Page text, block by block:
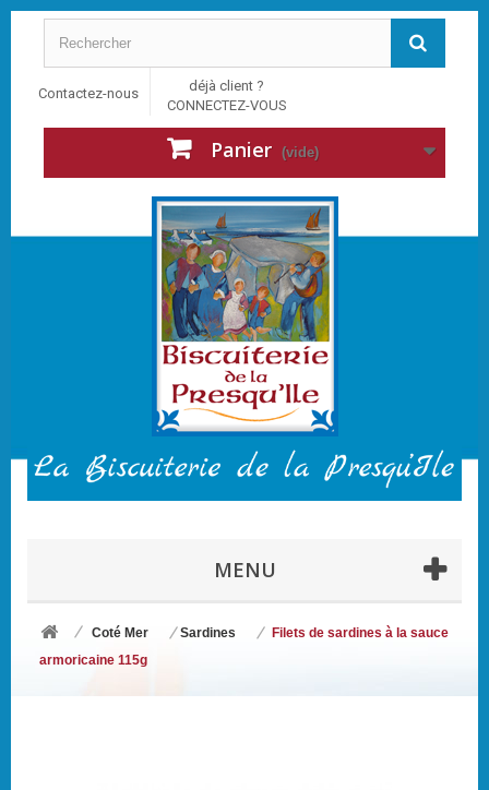
Contactez-nous
déjà client ?
CONNECTEZ-VOUS
Panier (vide)
MENU
Coté Mer Sardines
Filets de sardines à la sauce
armoricaine 115g